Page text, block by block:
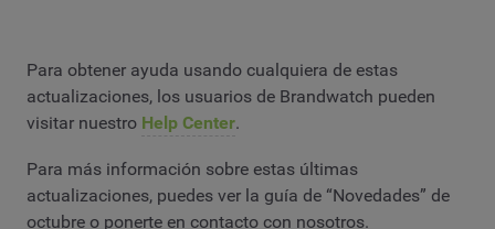
Para obtener ayuda usando cualquiera de estas
actualizaciones, los usuarios de Brandwatch pueden
visitar nuestro Help Center.
Para más información sobre estas últimas
actualizaciones, puedes ver la guía de “Novedades” de
octubre o ponerte en contacto con nosotros.